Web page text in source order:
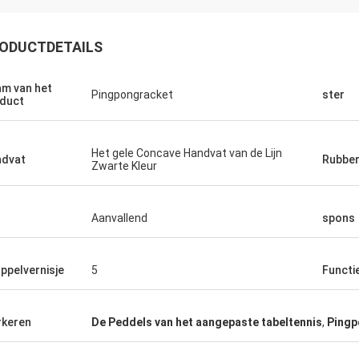
goed zijn Dank voor uw baan
Anders
Dank u voor goede
van het
Pingpongracket ster
Het gele Concave Handvat van de Lijn
Zwarte Kleur
Rubber
Aanvallend spons
5
De Peddels van het aangepaste tabeltennis,